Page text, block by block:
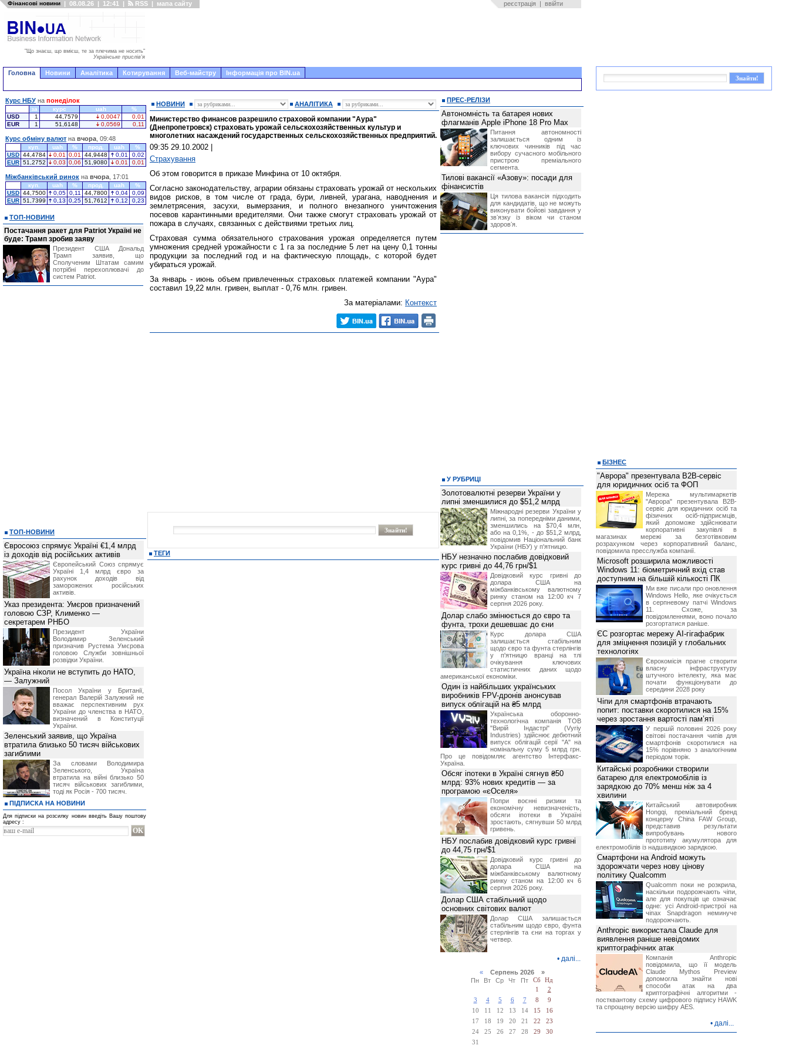
Фінансові новини | 08.08.26 | 12:41 | RSS | мапа сайту реєстрація | ввійти
"Що знаєш, що вмієш, те за плечима не носить"
Українське прислів'я
Головна Новини Аналітика Котирування Веб-майстру Інформація про BIN.ua
НОВИНИ АНАЛІТИКА
Министерство финансов разрешило страховой компании "Аура"
(Днепропетровск) страховать урожай сельскохозяйственных культур и
многолетних насаждений государственных сельскохозяйственных предприятий.
09:35 29.10.2002
Страхування
Об этом говорится в приказе Минфина от 10 октября.
Согласно законодательству, аграрии обязаны страховать урожай от нескольких
видов рисков, в том числе от града, бури, ливней, урагана, наводнения и
землетрясения, засухи, вымерзания, и полного внезапного уничтожения
посевов карантинными вредителями. Они также смогут страховать урожай от
пожара в случаях, связанных с действиями третьих лиц.
Страховая сумма обязательного страхования урожая определяется путем
умножения средней урожайности с 1 га за последние 5 лет на цену 0,1 тонны
продукции за последний год и на фактическую площадь, с которой будет
убираться урожай.
За январь - июнь объем привлеченных страховых платежей компании "Аура"
составил 19,22 млн. гривен, выплат - 0,76 млн. гривен.
За матеріалами: Контекст
ТЕГИ
Курс НБУ на понеділок
за курс uah
%
USD
1 44,7579 0,0047
0,01
EUR
1 51,6148 0,0569 0,11
Курс обміну валют на вчора , 09:48
куп. uah % прод. uah
%
USD 44,4784 0,01 0,01 44,9448 0,01
0,02
EUR 51,2752 0,03 0,06 51,9080 0,01 0,01
Міжбанківський ринок на вчора , 17:01
куп. uah % прод. uah
%
USD 44,7500 0,05 0,11 44,7800 0,04
0,09
EUR 51,7399 0,13 0,25 51,7612 0,12 0,23
ТОП-НОВИНИ
Постачання ракет для Patriot Україні не
буде: Трамп зробив заяву
Президент США Дональд
Трамп заявив, що
Сполученим Штатам самим
потрібні перехоплювачі до
систем Patriot.
ТОП-НОВИНИ
Євросоюз спрямує Україні €1,4 млрд
із доходів від російських активів
Європейський Союз спрямує
Україні 1,4 млрд євро за
рахунок доходів від
заморожених російських
активів.
Указ президента: Умєров призначений
головою СЗР, Клименко —
секретарем РНБО
Президент України
Володимир Зеленський
призначив Pустема Умєрова
головою Служби зовнішньої
розвідки України.
Україна ніколи не вступить до НАТО,
— Залужний
Посол України у Британії,
генерал Валерій Залужний не
вважає перспективним рух
України до членства в НАТО,
визначений в Конституції
України.
Зеленський заявив, що Україна
втратила близько 50 тисяч військових
загиблими
За словами Володимира
Зеленського, Україна
втратила на війні близько 50
тисяч військових загиблими,
тоді як Росія - 700 тисяч.
ПІДПИСКА НА НОВИНИ
Для підписки на розсилку новин введіть Вашу поштову
адресу :
ПРЕС-РЕЛІЗИ
Автономність та батарея нових
флагманів Apple iPhone 18 Pro Max
Питання автономності
залишається одним із
ключових чинників під час
вибору сучасного мобільного
пристрою преміального
сегмента.
Тилові вакансії «Азову»: посади для
фінансистів
Ця тилова вакансія підходить
для кандидатів, що не можуть
виконувати бойові завдання у
звʼязку із віком чи станом
здоровʼя.
У РУБРИЦІ
Золотовалютні резерви України у
липні зменшилися до $51,2 млрд
Міжнародні резерви України у
липні, за попередніми даними,
зменшились на $70,4 млн,
або на 0,1%, - до $51,2 млрд,
повідомив Національний банк
України (НБУ) у п'ятницю.
НБУ незначно послабив довідковий
курс гривні до 44,76 грн/$1
Довідковий курс гривні до
долара США на
міжбанківському валютному
ринку станом на 12:00 кч 7
серпня 2026 року.
Долар слабо змінюється до євро та
фунта, трохи дешевшає до єни
Курс долара США
залишається стабільним
щодо євро та фунта стерлінгів
у п'ятницю вранці на тлі
очікування ключових
статистичних даних щодо
американської економіки.
Один із найбільших українських
виробників FPV-дронів анонсував
випуск облігацій на ₴5 млрд
Українська оборонно-
технологічна компанія ТОВ
"Вирій Індастрі" (Vyriy
Industries) здійснює дебютний
випуск облігацій серії "А" на
номінальну суму 5 млрд грн.
Про це повідомляє агентство Інтерфакс-
Україна.
Обсяг іпотеки в Україні сягнув ₴50
млрд: 93% нових кредитів — за
програмою «єОселя»
Попри воєнні ризики та
економічну невизначеність,
обсяги іпотеки в Україні
зростають, сягнувши 50 млрд
гривень.
НБУ послабив довідковий курс гривні
до 44,75 грн/$1
Довідковий курс гривні до
долара США на
міжбанківському валютному
ринку станом на 12:00 кч 6
серпня 2026 року.
Долар США стабільний щодо
основних світових валют
Долар США залишається
стабільним щодо євро, фунта
стерлінгів та єни на торгах у
четвер.
• далі...
«Серпень 2026 »
Пн
Вт Ср Чт Пт Сб
Нд
1
2
3
4 5 6 7 8
9
10
11 12 13 14 15
16
17
18 19 20 21 22
23
24
25 26 27 28 29
30
31
БІЗНЕС
"Аврора" презентувала B2B-сервіс
для юридичних осіб та ФОП
Мережа мультимаркетів
"Аврора" презентувала B2B-
сервіс для юридичних осіб та
фізичних осіб-підприємців,
який допоможе здійснювати
корпоративні закупівлі в
магазинах мережі за безготівковим
розрахунком через корпоративний баланс,
повідомила пресслужба компанії.
Microsoft розширила можливості
Windows 11: біометричний вхід став
доступним на більшій кількості ПК
Ми вже писали про оновлення
Windows Hello, яке очікується
в серпневому патчі Windows
11. Схоже, за
повідомленнями, воно почало
розгортатися раніше.
ЄС розгортає мережу AI-гігафабрик
для зміцнення позицій у глобальних
технологіях
Єврокомісія прагне створити
власну інфраструктуру
штучного інтелекту, яка має
почати функціонувати до
середини 2028 року
Чіпи для смартфонів втрачають
попит: поставки скоротилися на 15%
через зростання вартості пам’яті
У першій половині 2026 року
світові постачання чипів для
смартфонів скоротилися на
15% порівняно з аналогічним
періодом торік.
Китайські розробники створили
батарею для електромобілів із
зарядкою до 70% менш ніж за 4
хвилини
Китайський автовиробник
Hongqi, преміальний бренд
концерну China FAW Group,
представив результати
випробувань нового
прототипу акумулятора для
електромобілів із надшвидкою зарядкою.
Смартфони на Android можуть
здорожчати через нову цінову
політику Qualcomm
Qualcomm поки не розкрила,
наскільки подорожчають чіпи,
але для покупців це означає
одне: усі Android-пристрої на
чіпах Snapdragon неминуче
подорожчають.
Anthropic використала Claude для
виявлення раніше невідомих
криптографічних атак
Компанія Anthropic
повідомила, що її модель
Claude Mythos Preview
допомогла знайти нові
способи атак на два
криптографічні алгоритми -
постквантову схему цифрового підпису HAWK
та спрощену версію шифру AES.
• далі...